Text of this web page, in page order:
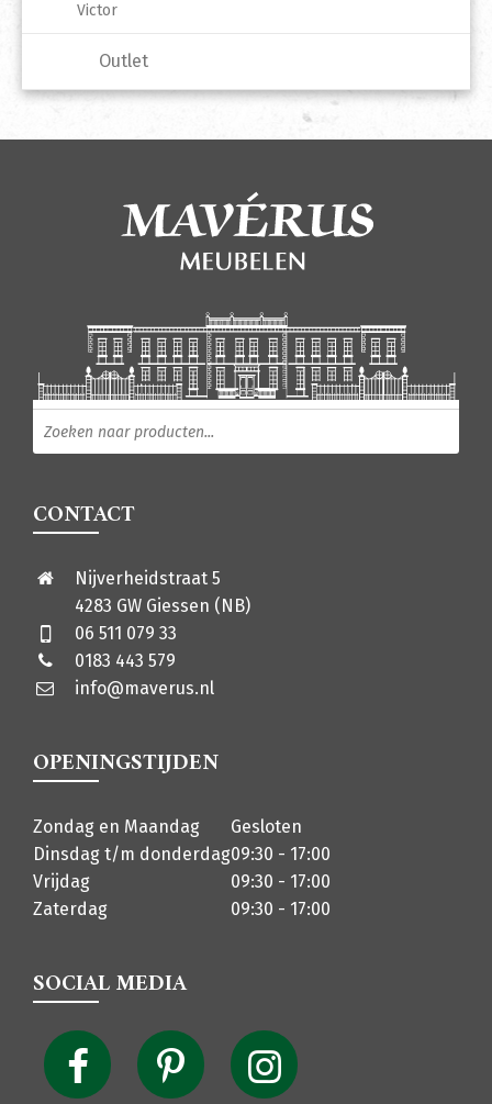
Victor
Outlet
CONTACT
Nijverheidstraat 5
4283 GW Giessen (NB)
06 511 079 33
0183 443 579
info@maverus.nl
OPENINGSTIJDEN
Zondag en Maandag
Gesloten
Dinsdag t/m donderdag09:30 - 17:00
Vrijdag
09:30 - 17:00
Zaterdag
09:30 - 17:00
SOCIAL MEDIA